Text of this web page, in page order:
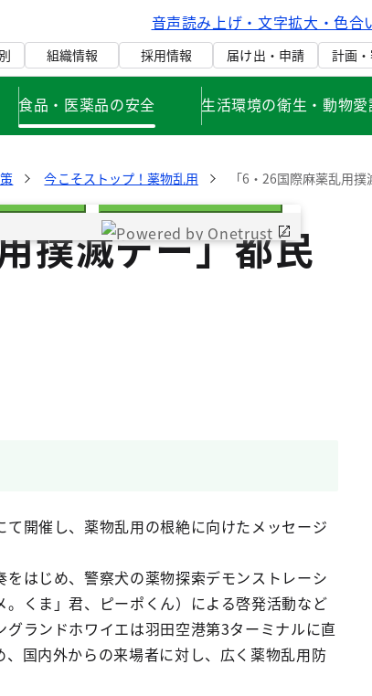
音声読み上げ・文字拡大・色合
組織情報 採用情報 届け出・申請 計画
食品・医薬品の安全 生活環境の衛生・動物愛
今こそストップ！薬物乱用 「6・26国際麻薬乱用
撲滅デー」都民
開催し、薬物乱用の根絶に向けたメッセージ
はじめ、警察犬の薬物探索デモンストレーシ
くま」君、ピーポくん）による啓発活動など
ランドホワイエは羽田空港第3ターミナルに直
国内外からの来場者に対し、広く薬物乱用防
store or retrieve information on your
information does not usually
impact your experience of the site